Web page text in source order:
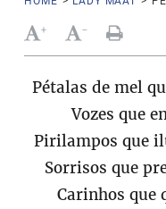
+ -
Pétalas de mel
Vozes que
Pirilampos que
Sorrisos que
Carinhos que